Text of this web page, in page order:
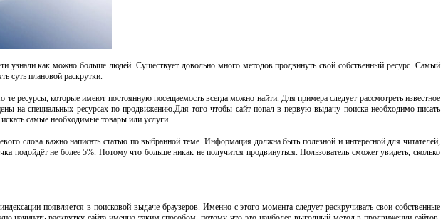
узнали как можно больше людей. Существует довольно много методов продвинуть свой собственный ресурс. Самый
суть плановой раскрутки.
ресурсы, которые имеют постоянную посещаемость всегда можно найти. Для примера следует рассмотреть известное
на специальных ресурсах по продвижению.Для того чтобы сайт попал в первую выдачу поиска необходимо писать
самые необходимые товары или услуги.
слова важно написать статью по выбранной теме. Информация должна быть полезной и интересной для читателей,
не более 5%. Потому что больше никак не получится продвинуться. Пользователь сможет увидеть, сколько
появляется в поисковой выдаче браузеров. Именно с этого момента следует раскручивать свои собственные